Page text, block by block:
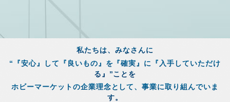
私たちは、みなさんに
“『安心』して『良いもの』を『確実』に『入手していただけ
る』”ことを
ホビーマーケットの企業理念として、事業に取り組んでいま
す。